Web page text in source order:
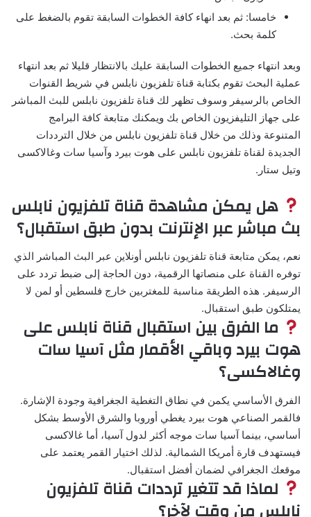
خامسا: ثم بعد انهاء كافة الخطوات السابقة تقوم بالضغط على
كلمة بحث.
وبعد انتهاء جميع الخطوات السابقة عليك بالانتظار قليلا ثم بعد انتهاء
عملية البحث تقوم بكتابة قناة تلفزيون نابلس في شريط القنوات
الخاص بالرسيفر وسوف تظهر لك قناة تلفزيون نابلس للبث المباشر
على جهاز التليفزيون الخاص بك ويمكنك متابعة كافة البرامج
المتنوعة وذلك من خلال قناة تلفزيون نابلس من خلال الترددات
الجديدة لقناة تلفزيون نابلس على هوت بيرد وآسيا سات وغالاكسى
وتيل ستار.
هل يمكن مشاهدة قناة تلفزيون نابلس
بث مباشر عبر الإنترنت بدون طبق استقبال؟
نعم، يمكن متابعة قناة تلفزيون نابلس أونلاين عبر البث المباشر الذي
توفره القناة على منصاتها الرقمية، دون الحاجة إلى ضبط تردد على
الرسيفر. هذه الطريقة مناسبة للمغتربين خارج فلسطين أو لمن لا
يمتلكون طبق استقبال.
ما الفرق بين استقبال قناة نابلس على
هوت بيرد وباقي الأقمار مثل آسيا سات
وغالاكسى؟
الفرق الأساسي يكمن في نطاق التغطية الجغرافية وجودة الإشارة.
فالقمر الصناعي هوت بيرد يغطي أوروبا والشرق الأوسط بشكل
أساسي، بينما آسيا سات موجه أكثر لدول آسيا، أما غالاكسى
فيستهدف قارة أمريكا الشمالية. لذلك اختيار القمر يعتمد على
موقعك الجغرافي لضمان أفضل استقبال.
لماذا قد تتغير ترددات قناة تلفزيون